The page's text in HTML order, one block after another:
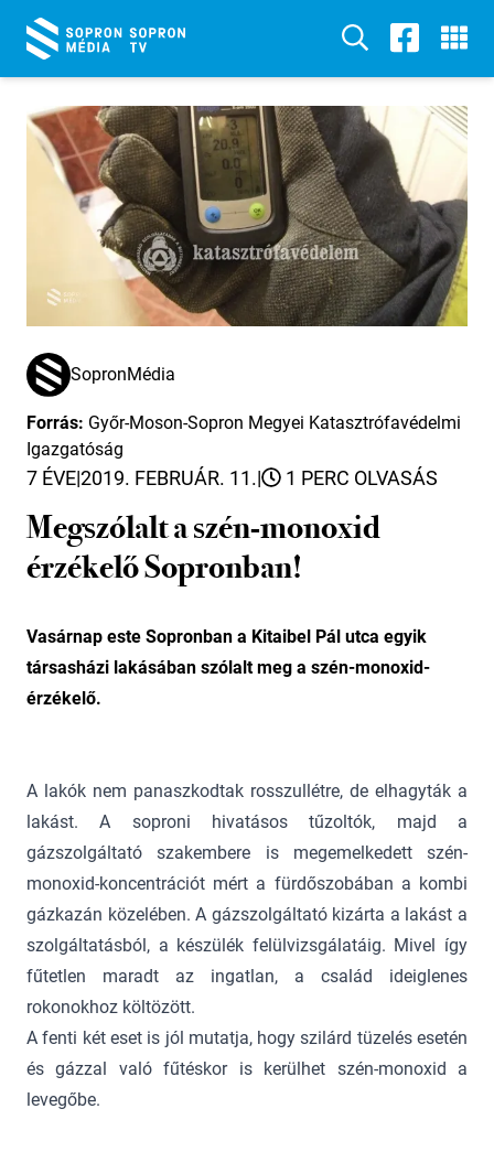
SopronMédia
Forrás: Győr-Moson-Sopron Megyei Katasztrófavédelmi
Igazgatóság
7 ÉVE|2019. FEBRUÁR. 11.| 1 PERC OLVASÁS
Megszólalt a szén-monoxid
érzékelő Sopronban!
Vasárnap este Sopronban a Kitaibel Pál utca egyik
társasházi lakásában szólalt meg a szén-monoxid-
érzékelő.
A lakók nem panaszkodtak rosszullétre, de elhagyták a
lakást. A soproni hivatásos tűzoltók, majd a
gázszolgáltató szakembere is megemelkedett szén-
monoxid-koncentrációt mért a fürdőszobában a kombi
gázkazán közelében. A gázszolgáltató kizárta a lakást a
szolgáltatásból, a készülék felülvizsgálatáig. Mivel így
fűtetlen maradt az ingatlan, a család ideiglenes
rokonokhoz költözött.
A fenti két eset is jól mutatja, hogy szilárd tüzelés esetén
és gázzal való fűtéskor is kerülhet szén-monoxid a
levegőbe.